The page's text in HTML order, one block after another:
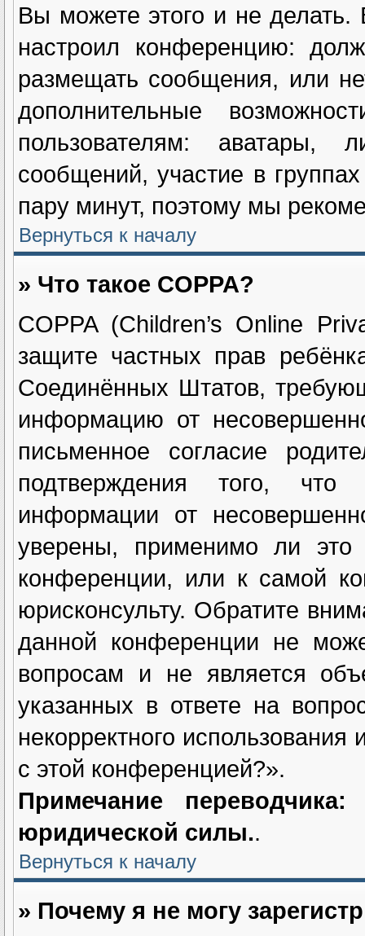
Вы можете этого и не делать.
настроил конференцию:
размещать сообщения, или
дополнительные
пользователям: аватары,
сообщений, участие в
пару минут, поэтому мы
Вернуться к началу
» Что такое COPPA?
COPPA (Children’s Online
защите частных прав
Соединённых Штатов,
информацию от
письменное согласие
подтверждения того,
информации от
уверены, применимо ли
конференции, или к самой
юрисконсульту. Обратите
данной конференции не
вопросам и не является
указанных в ответе на
некорректного
с этой конференцией?».
Примечание
юридической силы..
Вернуться к началу
» Почему я не могу